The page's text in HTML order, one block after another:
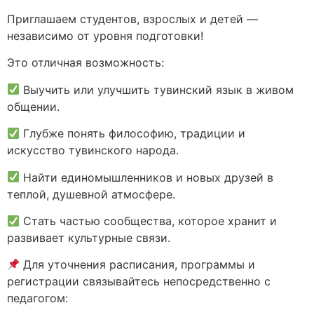
Приглашаем студентов, взрослых и детей —
независимо от уровня подготовки!
Это отличная возможность:
Выучить или улучшить тувинский язык в живом
общении.
Глубже понять философию, традиции и
искусство тувинского народа.
Найти единомышленников и новых друзей в
теплой, душевной атмосфере.
Стать частью сообщества, которое хранит и
развивает культурные связи.
Для уточнения расписания, программы и
регистрации связывайтесь непосредственно с
педагогом: